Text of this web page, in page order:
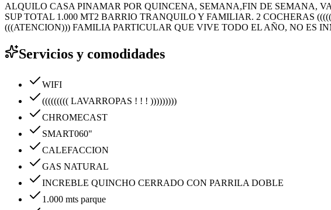
ALQUILO CASA PINAMAR POR QUINCENA, SEMANA,FIN DE SEMANA,
SUP TOTAL 1.000 MT2 BARRIO TRANQUILO Y FAMILIAR. 2 COCHERAS
(((ATENCION))) FAMILIA PARTICULAR QUE VIVE TODO EL AÑO, NO ES
Servicios y comodidades
WIFI
((((((((( LAVARROPAS ! ! ! )))))))))
CHROMECAST
SMART060"
CALEFACCION
GAS NATURAL
INCREBLE QUINCHO CERRADO CON PARRILA DOBLE
1.000 mts parque